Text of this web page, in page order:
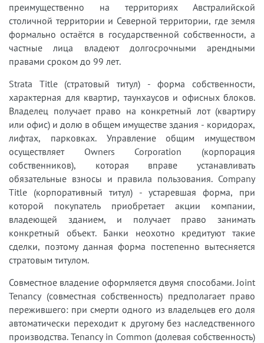
преимущественно на территориях Австралийской
столичной территории и Северной территории, где земля
формально остаётся в государственной собственности, а
частные лица владеют долгосрочными арендными
правами сроком до 99 лет.
Strata Title (стратовый титул) - форма собственности,
характерная для квартир, таунхаусов и офисных блоков.
Владелец получает право на конкретный лот (квартиру
или офис) и долю в общем имуществе здания - коридорах,
лифтах, парковках. Управление общим имуществом
осуществляет Owners Corporation (корпорация
собственников), которая вправе устанавливать
обязательные взносы и правила пользования. Company
Title (корпоративный титул) - устаревшая форма, при
которой покупатель приобретает акции компании,
владеющей зданием, и получает право занимать
конкретный объект. Банки неохотно кредитуют такие
сделки, поэтому данная форма постепенно вытесняется
стратовым титулом.
Совместное владение оформляется двумя способами. Joint
Tenancy (совместная собственность) предполагает право
пережившего: при смерти одного из владельцев его доля
автоматически переходит к другому без наследственного
производства. Tenancy in Common (долевая собственность)